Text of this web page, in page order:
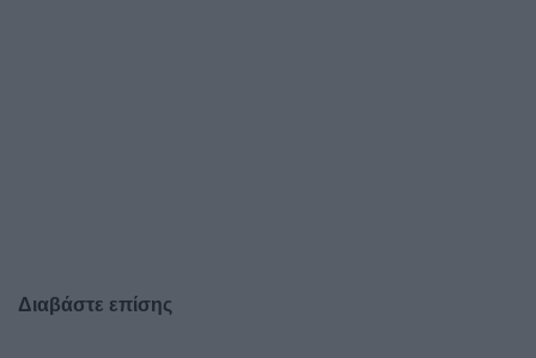
Διαβάστε επίσης